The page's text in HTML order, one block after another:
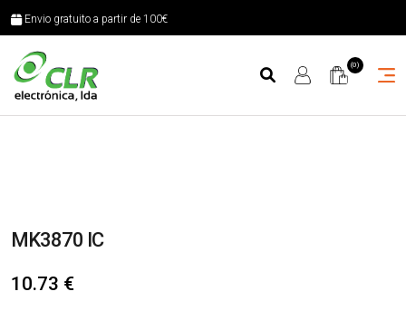
Envio gratuito a partir de 100€
(0)
MK3870 IC
10.73 €